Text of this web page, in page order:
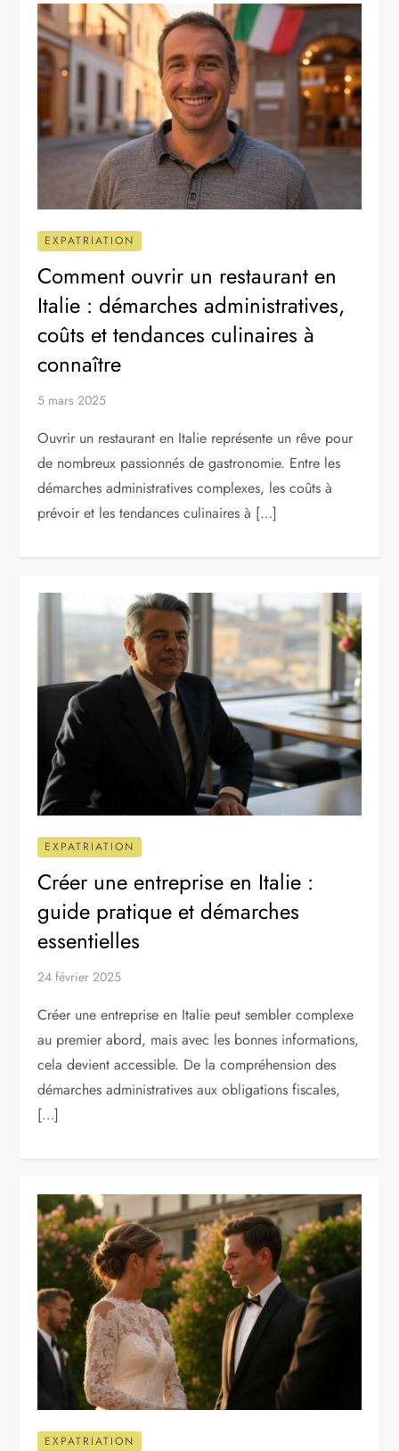
EXPATRIATION
Comment ouvrir un restaurant en
Italie : démarches administratives,
coûts et tendances culinaires à
connaître
5 mars 2025
Ouvrir un restaurant en Italie représente un rêve pour
de nombreux passionnés de gastronomie. Entre les
démarches administratives complexes, les coûts à
prévoir et les tendances culinaires à […]
EXPATRIATION
Créer une entreprise en Italie :
guide pratique et démarches
essentielles
24 février 2025
Créer une entreprise en Italie peut sembler complexe
au premier abord, mais avec les bonnes informations,
cela devient accessible. De la compréhension des
démarches administratives aux obligations fiscales,
[…]
EXPATRIATION